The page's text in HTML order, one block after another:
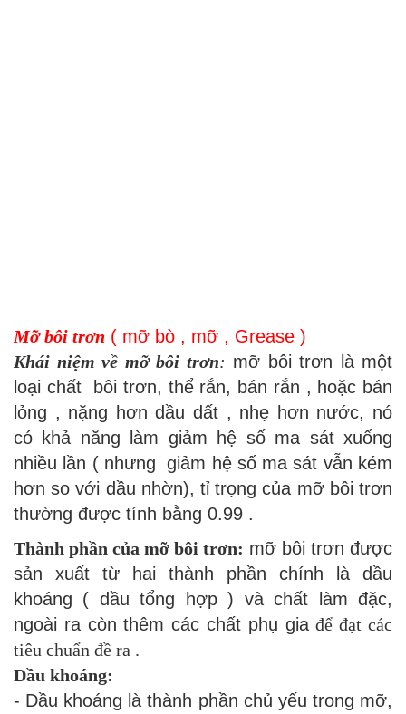
Mỡ bôi trơn ( mỡ bò , mỡ , Grease )
Khái niệm về mỡ bôi trơn: mỡ bôi trơn là một
loại chất bôi trơn, thể rắn, bán rắn , hoặc bán
lỏng , nặng hơn dầu dất , nhẹ hơn nước, nó
có khả năng làm giảm hệ số ma sát xuống
nhiều lần ( nhưng giảm hệ số ma sát vẫn kém
hơn so với dầu nhờn), tỉ trọng của mỡ bôi trơn
thường được tính bằng 0.99 .
Thành phần của mỡ bôi trơn: mỡ bôi trơn được
sản xuất từ hai thành phần chính là dầu
khoáng ( dầu tổng hợp ) và chất làm đặc,
ngoài ra còn thêm các chất phụ giađể đạt các
tiêu chuẩn đề ra .
Dầu khoáng:
- Dầu khoáng là thành phần chủ yếu trong mỡ,